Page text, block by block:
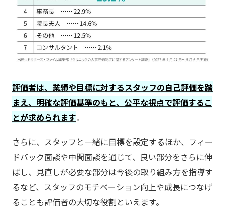
評価者は、業績や目標に対するスタッフの自己評価を踏
まえ、明確な評価基準のもと、公平な視点で評価するこ
とが求められます。
さらに、スタッフと一緒に目標を設定するほか、フィー
ドバック面談や中間面談を通じて、良い部分をさらに伸
ばし、見直しが必要な部分は今後の取り組み方を指導す
るなど、スタッフのモチベーション向上や成長につなげ
ることも評価者の大切な役割といえます。